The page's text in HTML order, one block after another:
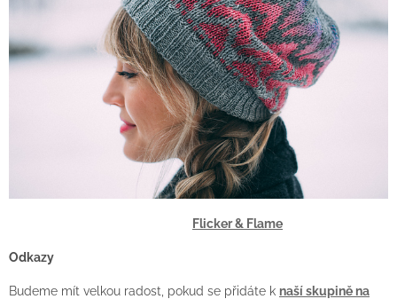
Flicker & Flame
Odkazy
Budeme mít velkou radost, pokud se přidáte k naší skupině na